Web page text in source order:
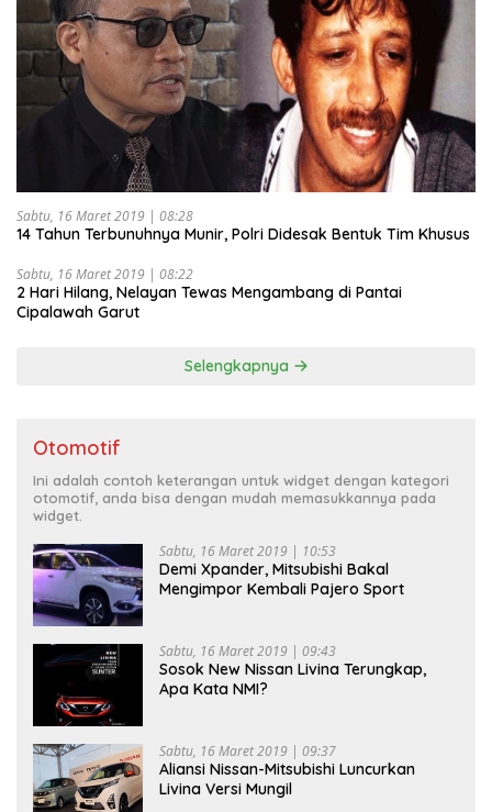
Sabtu, 16 Maret 2019 | 08:28
14 Tahun Terbunuhnya Munir, Polri Didesak Bentuk Tim Khusus
Sabtu, 16 Maret 2019 | 08:22
2 Hari Hilang, Nelayan Tewas Mengambang di Pantai
Cipalawah Garut
Selengkapnya
Otomotif
Ini adalah contoh keterangan untuk widget dengan kategori
otomotif, anda bisa dengan mudah memasukkannya pada
widget.
Sabtu, 16 Maret 2019 | 10:53
Demi Xpander, Mitsubishi Bakal
Mengimpor Kembali Pajero Sport
Sabtu, 16 Maret 2019 | 09:43
Sosok New Nissan Livina Terungkap,
Apa Kata NMI?
Sabtu, 16 Maret 2019 | 09:37
Aliansi Nissan-Mitsubishi Luncurkan
Livina Versi Mungil